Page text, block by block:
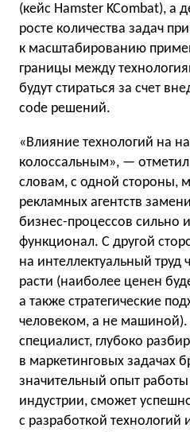
(кейс Hamster KCombat), а
росте количества задач
к масштабированию
границы между
будут стираться за счет
code решений.
«Влияние технологий на
колоссальным», —
словам, с одной стороны,
рекламных агентств
бизнес-процессов сильно
функционал. С другой
на интеллектуальный труд
расти (наиболее ценен
а также стратегические
человеком, а не машиной).
специалист, глубоко
в маркетинговых задачах
значительный опыт
индустрии, сможет
с разработкой технологий